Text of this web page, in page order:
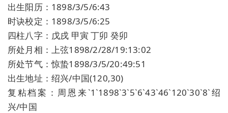
出生阳历：1898/3/5/6:43
时诀校定：1898/3/5/6:25
四柱八字：戊戌 甲寅 丁卯 癸卯
所处月相：上弦1898/2/28/19:13:02
所处节气：惊蛰1898/3/5/20:49:51
出生地址：绍兴/中国(120,30)
复粘档案：周恩来`1`1898`3`5`6`43`46`120`30`8`绍
兴/中国